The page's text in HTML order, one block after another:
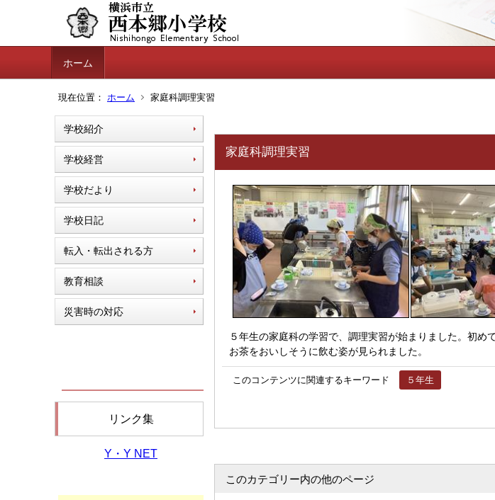
ホーム
現在位置： ホーム 家庭科調理実習
学校紹介
学校経営
学校だより
学校日記
転入・転出される方
教育相談
災害時の対応
リンク集
Y・Y NET
家庭科調理実習
５年生の家庭科の学習で、調理実習が始まりました。初
お茶をおいしそうに飲む姿が見られました。
このコンテンツに関連するキーワード ５年生
このカテゴリー内の他のページ